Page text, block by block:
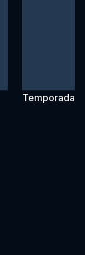
Temporada 3